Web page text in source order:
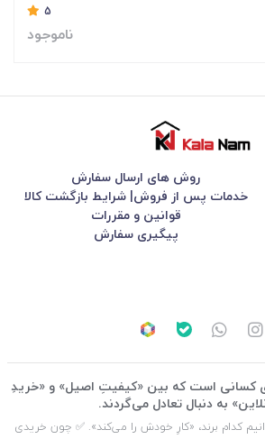
5
ناموجود
روش های ارسال سفارش
خدمات پس از فروش| شرایط بازگشت کالا
قوانین و مقررات
پیگیری سفارش
کسانی است که بین «کیفیتِ اصیل» و «خریدِ
به دنبال تعادل می‌گردند.
کدام برند، «کارِ خودش را می‌کند». ✅ چون خریدی